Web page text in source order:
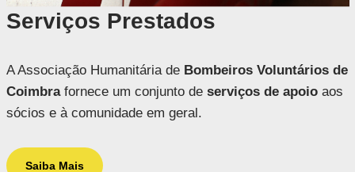
Serviços Prestados
A Associação Humanitária de Bombeiros Voluntários de
Coimbrafornece um conjunto de serviços de apoioaos
sócios e à comunidade em geral.
Saiba Mais